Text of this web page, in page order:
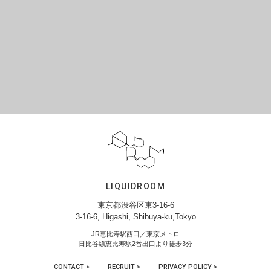
LIQUIDROOM
東京都渋谷区東3-16-6
3-16-6, Higashi, Shibuya-ku,Tokyo
JR恵比寿駅西口／東京メトロ
日比谷線恵比寿駅2番出口より徒歩3分
CONTACT > RECRUIT > PRIVACY POLICY >